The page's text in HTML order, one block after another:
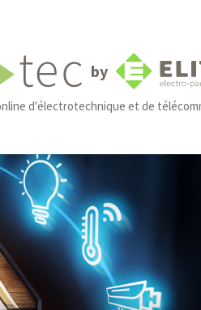
by
d'électrotechnique et de